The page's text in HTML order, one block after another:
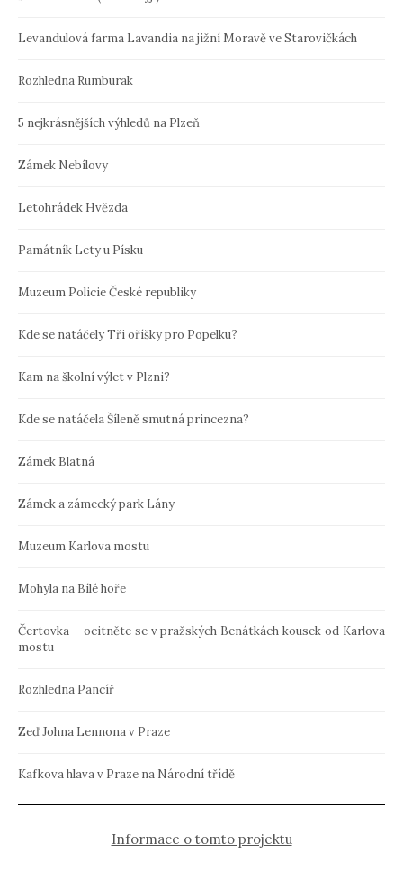
Levandulová farma Lavandia na jižní Moravě ve Starovičkách
Rozhledna Rumburak
5 nejkrásnějších výhledů na Plzeň
Zámek Nebílovy
Letohrádek Hvězda
Památník Lety u Písku
Muzeum Policie České republiky
Kde se natáčely Tři oříšky pro Popelku?
Kam na školní výlet v Plzni?
Kde se natáčela Šíleně smutná princezna?
Zámek Blatná
Zámek a zámecký park Lány
Muzeum Karlova mostu
Mohyla na Bílé hoře
Čertovka – ocitněte se v pražských Benátkách kousek od Karlova
mostu
Rozhledna Pancíř
Zeď Johna Lennona v Praze
Kafkova hlava v Praze na Národní třídě
Informace o tomto projektu